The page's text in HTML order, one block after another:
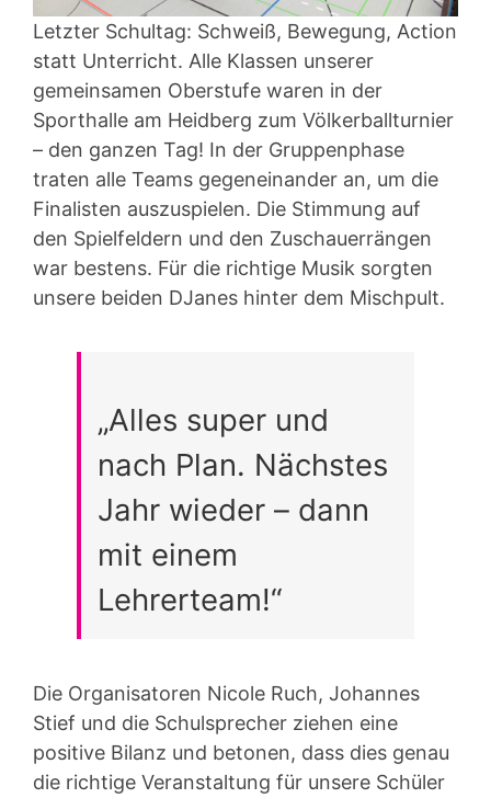
Letzter Schultag: Schweiß, Bewegung, Action
statt Unterricht. Alle Klassen unserer
gemeinsamen Oberstufe waren in der
Sporthalle am Heidberg zum Völkerballturnier
– den ganzen Tag! In der Gruppenphase
traten alle Teams gegeneinander an, um die
Finalisten auszuspielen. Die Stimmung auf
den Spielfeldern und den Zuschauerrängen
war bestens. Für die richtige Musik sorgten
unsere beiden DJanes hinter dem Mischpult.
„Alles super und
nach Plan. Nächstes
Jahr wieder – dann
mit einem
Lehrerteam!“
Die Organisatoren Nicole Ruch, Johannes
Stief und die Schulsprecher ziehen eine
positive Bilanz und betonen, dass dies genau
die richtige Veranstaltung für unsere Schüler